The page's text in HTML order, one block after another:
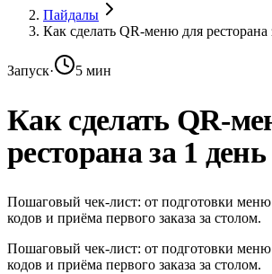
Пайдалы
Как сделать QR-меню для ресторана
Запуск· 5 мин
Как сделать QR-
ресторана за 1 день
Пошаговый чек-лист: от подготовки
кодов и приёма первого заказа за столом.
Пошаговый чек-лист: от подготовки
кодов и приёма первого заказа за столом.